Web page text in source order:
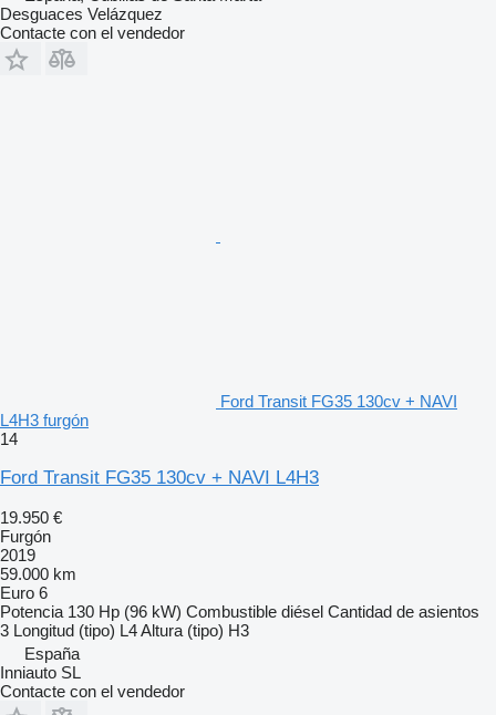
Desguaces Velázquez
Contacte con el vendedor
Ford Transit FG35 130cv + NAVI
L4H3 furgón
14
Ford Transit FG35 130cv + NAVI L4H3
19.950 €
Furgón
2019
59.000 km
Euro 6
Potencia 130 Hp (96 kW) Combustible diésel Cantidad de asientos
3 Longitud (tipo) L4Altura (tipo) H3
España
Inniauto SL
Contacte con el vendedor